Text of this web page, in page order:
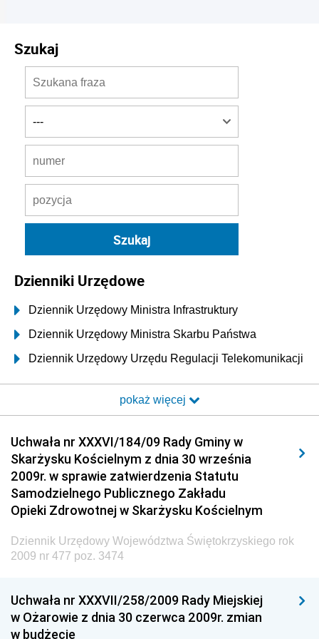
Szukaj
Dzienniki Urzędowe
Dziennik Urzędowy Ministra Infrastruktury
Dziennik Urzędowy Ministra Skarbu Państwa
Dziennik Urzędowy Urzędu Regulacji Telekomunikacji
Dziennik Urzędowy Ministra Transportu i Budownictwa
Elektronicznej
Dziennik Urzędowy Ministra Spraw Wewnętrznych i
Administracji
Dziennik Urzędowy Ministra Transportu
Dziennik Urzędowy Ministra Budownictwa
Dziennik Urzędowy Ministra Nauki i Szkolnictwa
Dziennik Urzędowy Głównego Urzędu Miar
Dziennik Urzędowy Ministra Rolnictwa i Rozwoju Wsi
pokaż więcej
Uchwała nr XXXVI/184/09 Rady Gminy w
Skarżysku Kościelnym z dnia 30 września
2009r. w sprawie zatwierdzenia Statutu
Samodzielnego Publicznego Zakładu
Opieki Zdrowotnej w Skarżysku Kościelnym
Dziennik Urzędowy Województwa Świętokrzyskiego rok
2009 nr 477 poz. 3474
Uchwała nr XXXVII/258/2009 Rady Miejskiej
w Ożarowie z dnia 30 czerwca 2009r. zmian
w budżecie